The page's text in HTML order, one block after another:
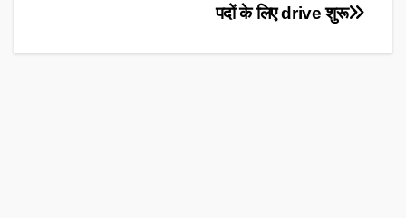
पदों के लिए drive शुरू